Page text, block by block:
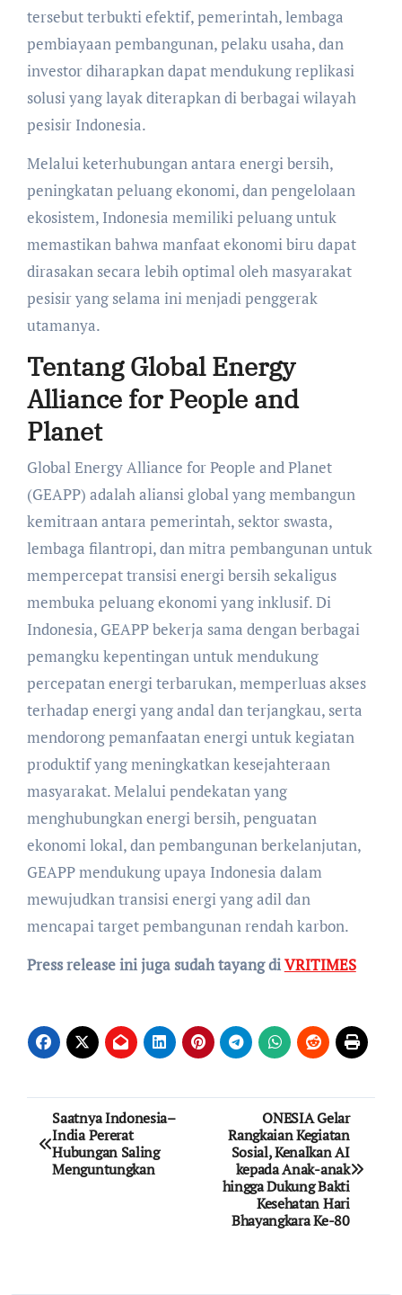
tersebut terbukti efektif, pemerintah, lembaga
pembiayaan pembangunan, pelaku usaha, dan
investor diharapkan dapat mendukung replikasi
solusi yang layak diterapkan di berbagai wilayah
pesisir Indonesia.
Melalui keterhubungan antara energi bersih,
peningkatan peluang ekonomi, dan pengelolaan
ekosistem, Indonesia memiliki peluang untuk
memastikan bahwa manfaat ekonomi biru dapat
dirasakan secara lebih optimal oleh masyarakat
pesisir yang selama ini menjadi penggerak
utamanya.
Tentang Global Energy
Alliance for People and
Planet
Global Energy Alliance for People and Planet
(GEAPP) adalah aliansi global yang membangun
kemitraan antara pemerintah, sektor swasta,
lembaga filantropi, dan mitra pembangunan untuk
mempercepat transisi energi bersih sekaligus
membuka peluang ekonomi yang inklusif. Di
Indonesia, GEAPP bekerja sama dengan berbagai
pemangku kepentingan untuk mendukung
percepatan energi terbarukan, memperluas akses
terhadap energi yang andal dan terjangkau, serta
mendorong pemanfaatan energi untuk kegiatan
produktif yang meningkatkan kesejahteraan
masyarakat. Melalui pendekatan yang
menghubungkan energi bersih, penguatan
ekonomi lokal, dan pembangunan berkelanjutan,
GEAPP mendukung upaya Indonesia dalam
mewujudkan transisi energi yang adil dan
mencapai target pembangunan rendah karbon.
Press release ini juga sudah tayang diVRITIMES
Post
navigation
Saatnya Indonesia–
India Pererat
Hubungan Saling
Menguntungkan
ONESIA Gelar
Rangkaian Kegiatan
Sosial, Kenalkan AI
kepada Anak-anak
hingga Dukung Bakti
Kesehatan Hari
Bhayangkara Ke-80